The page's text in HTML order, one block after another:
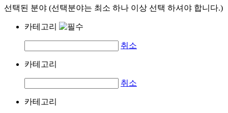
선택된 분야 (선택분야는 최소 하나 이상 선택 하셔야 합니다.)
카테고리
취소
카테고리
취소
카테고리